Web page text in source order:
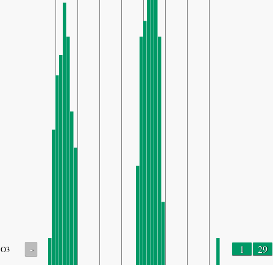
O3 - 1 29